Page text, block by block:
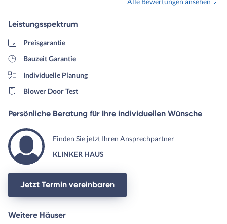
Grundstücke ran gekommen
Boden. Man sagte uns am
Haustypen viel zu hoch und
Leistungsspektrum
Preisgarantie
Bauzeit Garantie
Individuelle Planung
Blower Door Test
Persönliche Beratung für Ihre individuellen Wünsche
Finden Sie jetzt Ihren Ansprechpartner
KLINKER HAUS
Jetzt Termin vereinbaren
Weitere Häuser